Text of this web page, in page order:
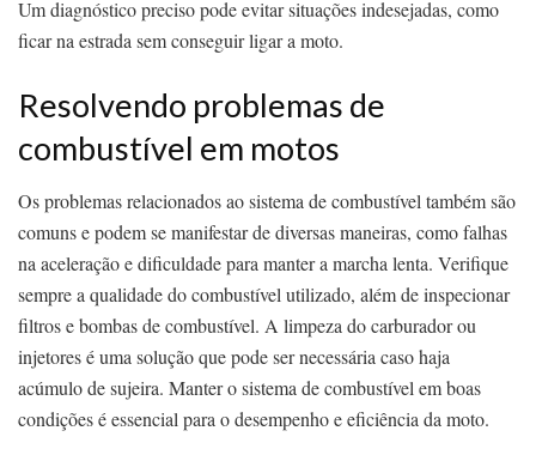
Um diagnóstico preciso pode evitar situações indesejadas, como
ficar na estrada sem conseguir ligar a moto.
Resolvendo problemas de
combustível em motos
Os problemas relacionados ao sistema de combustível também são
comuns e podem se manifestar de diversas maneiras, como falhas
na aceleração e dificuldade para manter a marcha lenta. Verifique
sempre a qualidade do combustível utilizado, além de inspecionar
filtros e bombas de combustível. A limpeza do carburador ou
injetores é uma solução que pode ser necessária caso haja
acúmulo de sujeira. Manter o sistema de combustível em boas
condições é essencial para o desempenho e eficiência da moto.